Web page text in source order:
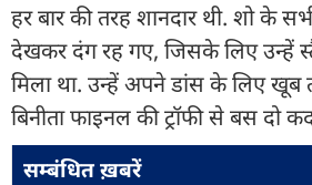
हर बार की तरह शानदार थी. शो के
देखकर दंग रह गए, जिसके लिए उन्हें
मिला था. उन्हें अपने डांस के लिए खूब
बिनीता फाइनल की ट्रॉफी से बस दो
सम्बंधित ख़बरें